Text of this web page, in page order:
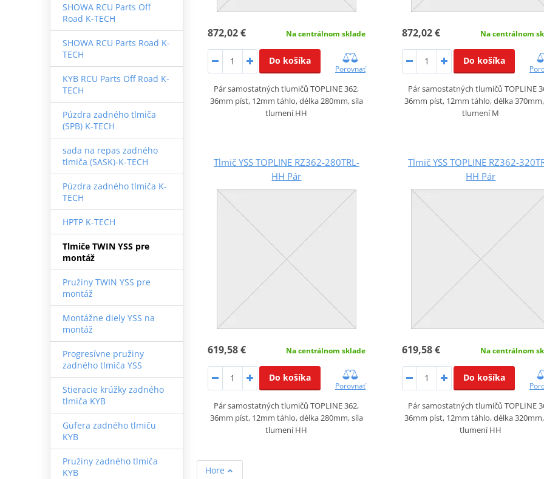
SHOWA RCU Parts Off
Road K-TECH
SHOWA RCU Parts Road K-
TECH
KYB RCU Parts Off Road K-
TECH
Púzdra zadného tlmiča
(SPB) K-TECH
sada na repas zadného
tlmiča (SASK)-K-TECH
Púzdra zadného tlmiča K-
TECH
HPTP K-TECH
Tlmiče TWIN YSS pre
montáž
Pružiny TWIN YSS pre
montáž
Montážne diely YSS na
montáž
Progresívne pružiny
zadného tlmiča YSS
Stieracie krúžky zadného
tlmiča KYB
Gufera zadného tlmiču
KYB
Pružiny zadného tlmiča
KYB
872,02 € Na centrálnom sklade
Do košíka
Porovnať
Pár samostatných tlumičů TOPLINE 362,
36mm píst, 12mm táhlo, délka 280mm, síla
tlumení HH
872,02 € Na centrálnom
Do košíka
Pár samostatných tlumičů TOPLINE
36mm píst, 12mm táhlo, délka
tlumení M
Tlmič YSS TOPLINE RZ362-280TRL-
HH Pár
619,58 € Na centrálnom sklade
Do košíka
Porovnať
Pár samostatných tlumičů TOPLINE 362,
36mm píst, 12mm táhlo, délka 280mm, síla
tlumení HH
Tlmič YSS TOPLINE RZ362-
HH Pár
619,58 € Na centrálnom
Do košíka
Pár samostatných tlumičů TOPLINE
36mm píst, 12mm táhlo, délka
tlumení HH
Hore